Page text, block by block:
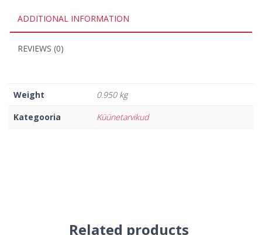
ADDITIONAL INFORMATION
REVIEWS (0)
Weight
0.950 kg
Kategooria
Küünetarvikud
Related products